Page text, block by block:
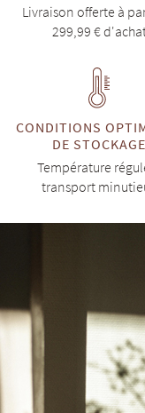
Livraison offerte à
299,99 €
CONDITIONS
DE STOCKAGE
Température
transport